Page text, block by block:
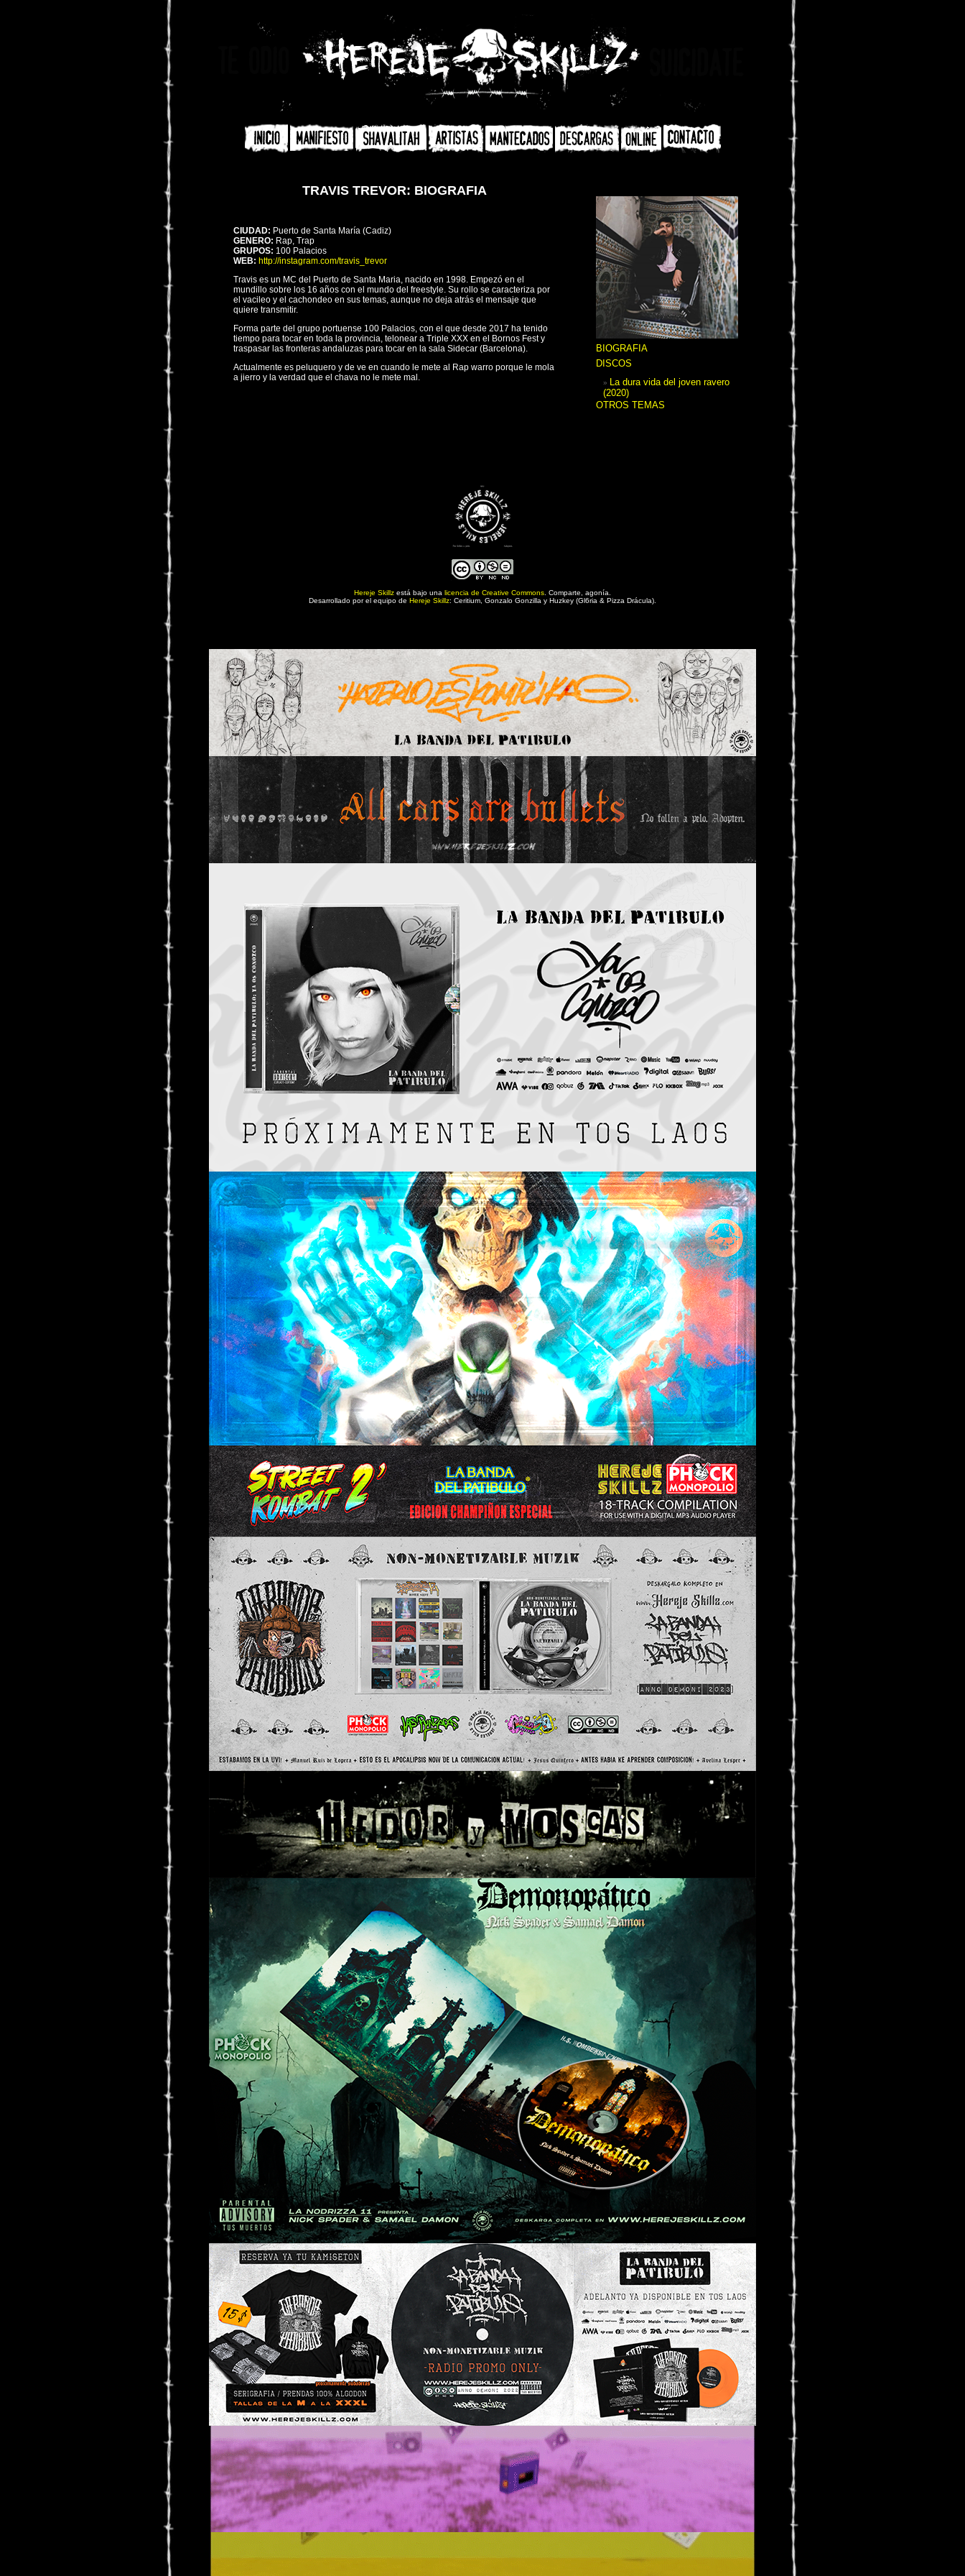
TRAVIS TREVOR: BIOGRAFIA
CIUDAD: Puerto de Santa María (Cadiz)
GENERO: Rap, Trap
GRUPOS: 100 Palacios
WEB: http://instagram.com/travis_trevor
Travis es un MC del Puerto de Santa Maria, nacido en 1998. Empezó en el
mundillo sobre los 16 años con el mundo del freestyle. Su rollo se caracteriza por
el vacileo y el cachondeo en sus temas, aunque no deja atrás el mensaje que
quiere transmitir.
Forma parte del grupo portuense 100 Palacios, con el que desde 2017 ha tenido
tiempo para tocar en toda la provincia, telonear a Triple XXX en el Bornos Fest y
traspasar las fronteras andaluzas para tocar en la sala Sidecar (Barcelona).
Actualmente es peluquero y de ve en cuando le mete al Rap warro porque le mola
a jierro y la verdad que el chava no le mete mal.
BIOGRAFIA
DISCOS
La dura vida del joven ravero
(2020)
OTROS TEMAS
Hereje Skillz está bajo una licencia de Creative Commons . Comparte, agonía.
Desarrollado por el equipo de Hereje Skillz: Ceritium, Gonzalo Gonzilla y Huzkey (Gl6ria & Pizza Drácula).